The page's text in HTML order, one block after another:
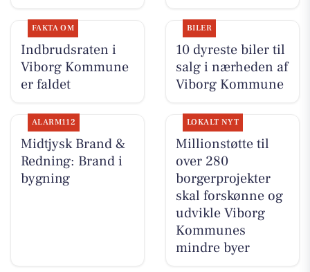
FAKTA OM
Indbrudsraten i
Viborg Kommune
er faldet
BILER
10 dyreste biler til
salg i nærheden af
Viborg Kommune
ALARM112
Midtjysk Brand &
Redning: Brand i
bygning
LOKALT NYT
Millionstøtte til
over 280
borgerprojekter
skal forskønne og
udvikle Viborg
Kommunes
mindre byer